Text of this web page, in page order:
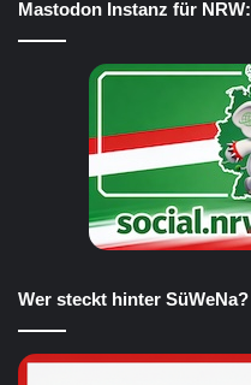
Mastodon Instanz für NRW:
Wer steckt hinter SüWeNa?